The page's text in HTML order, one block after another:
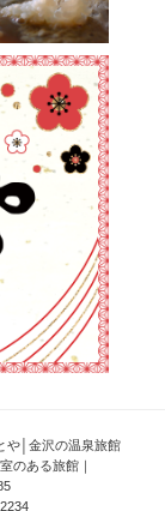
や│金沢の温泉旅館
のある旅館｜